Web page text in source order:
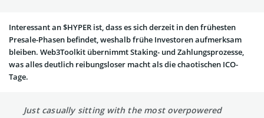
Interessant an $HYPER ist, dass es sich derzeit in den frühesten
Presale-Phasen befindet, weshalb frühe Investoren aufmerksam
bleiben. Web3Toolkit übernimmt Staking- und Zahlungsprozesse,
was alles deutlich reibungsloser macht als die chaotischen ICO-
Tage.
Just casually sitting with the most overpowered